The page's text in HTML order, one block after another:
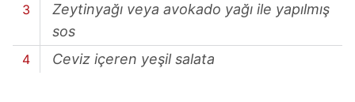
Zeytinyağı veya avokado yağı ile yapılmış
sos
Ceviz içeren yeşil salata